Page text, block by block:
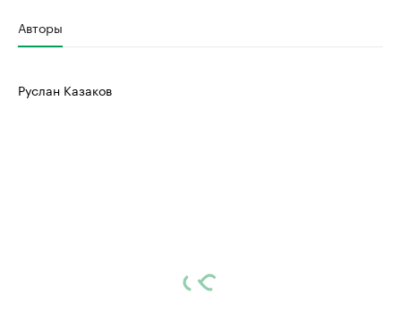
Авторы
Руслан Казаков